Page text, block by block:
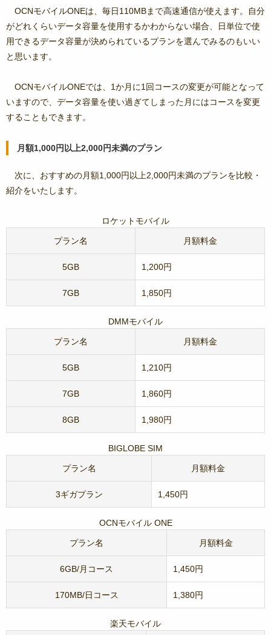
OCNモバイルONEは、毎日110MBまで高速通信が使えます。自分
がどれくらいデータ容量を使用するかわからない場合、日単位で使
用できるデータ容量が決められているプランを選んでみるのもいい
と思います。
OCNモバイルONEでは、1か月に1回コースの変更が可能となって
いますので、データ容量を使い過ぎてしまった月にはコースを変更
することもできます。
月額1,000円以上2,000円未満のプラン
次に、おすすめの月額1,000円以上2,000円未満のプランを比較・
紹介をいたします。
ロケットモバイル
プラン名 月額料金
5GB 1,200円
7GB 1,850円
DMMモバイル
プラン名 月額料金
5GB 1,210円
7GB 1,860円
8GB 1,980円
BIGLOBE SIM
プラン名 月額料金
3ギガプラン 1,450円
OCNモバイル ONE
プラン名 月額料金
6GB/月コース 1,450円
170MB/日コース 1,380円
楽天モバイル